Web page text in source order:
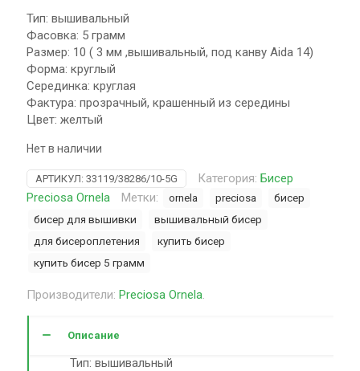
11.00 грн..
Тип: вышивальный
Фасовка: 5 грамм
Размер: 10 ( 3 мм ,вышивальный, под канву Aida 14)
Форма: круглый
Серединка: круглая
Фактура: прозрачный, крашенный из середины
Цвет: желтый
Нет в наличии
АРТИКУЛ: 33119/38286/10-5G Категория: Бисер
Preciosa Ornela
Метки: ornela preciosa
бисер
бисер для вышивки
вышивальный бисер
для бисероплетения
купить бисер
купить бисер 5 грамм
Производители: Preciosa Ornela.
Описание
Тип: вышивальный